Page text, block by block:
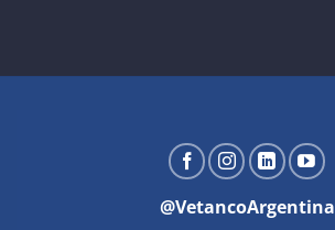
@VetancoArgentina